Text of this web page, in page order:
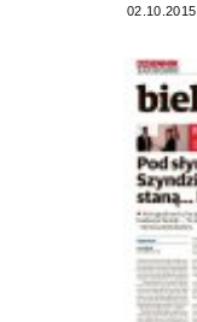
02.10.2015